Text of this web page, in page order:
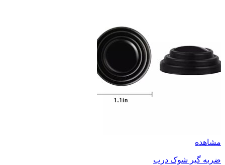
مشاهده
ضربه گیر شوک درب